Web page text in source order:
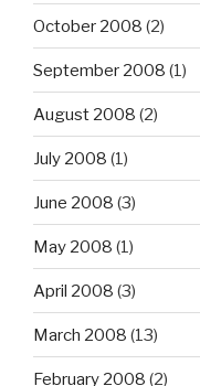
October 2008 (2)
September 2008 (1)
August 2008 (2)
July 2008 (1)
June 2008 (3)
May 2008 (1)
April 2008 (3)
March 2008 (13)
February 2008 (2)